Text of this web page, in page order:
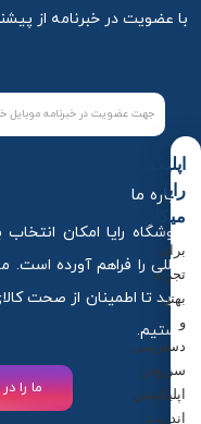
با عضویت در خبرنامه از
درباره ما
فروشگاه رایا امکان
المللی را فراهم آورده
خرید تا اطمینان از صحت
هستیم.
ما را
اپلیکیشن
رایا
میکاپ
برای
تجربه
بهتر
و
دسترسی
سریع‌تر،
اپلیکیشن
اندروید